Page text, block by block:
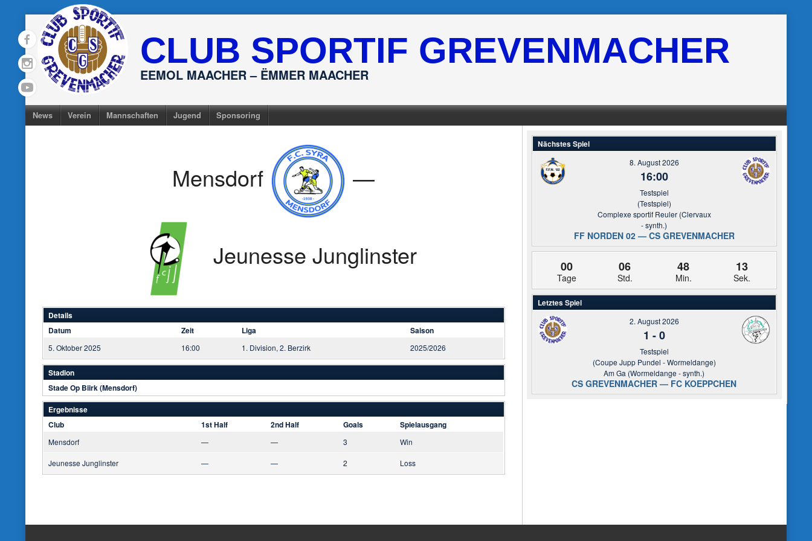
to
content
CLUB SPORTIF GREVENMACHER
EEMOL MAACHER – ËMMER MAACHER
News Verein Mannschaften Jugend Sponsoring
Mensdorf —
Jeunesse Junglinster
Details
Datum
Zeit Liga Saison
5. Oktober 2025 16:00 1. Division, 2. Berzirk 2025/2026
Stadion
Stade Op Biirk (Mensdorf)
Ergebnisse
Club
1st Half 2nd Half Goals Spielausgang
Mensdorf — — 3 Win
Jeunesse Junglinster — — 2 Loss
Nächstes Spiel
8. August 2026
16:00
Testspiel
(Testspiel)
Complexe sportif Reuler (Clervaux
- synth.)
FF NORDEN 02 — CS GREVENMACHER
00
Tage
06
Std.
48
Min.
13
Sek.
Letztes Spiel
2. August 2026
1 -0
Testspiel
(Coupe Jupp Pundel - Wormeldange)
Am Ga (Wormeldange - synth.)
CS GREVENMACHER — FC KOEPPCHEN